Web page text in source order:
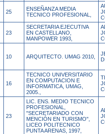
25
ENSEÑANZA MEDIA
TECNICO PROFESIONAL,
23
SECRETARIA EJECUTIVA
EN CASTELLANO,
MANPOWER 1993,
10 ARQUITECTO. UMAG 2010,
16
TECNICO UNIVERSITARIO
EN COMPUTACION E
INFORMATICA, UMAG,
2005.,
23
LIC. ENS. MEDIO TECNICO
PROFESIONAL,
"SECRETARIADO CON
MENCIÓN EN TURISMO",
LICEO POLITECNICO
PUNTA ARENAS, 1997,